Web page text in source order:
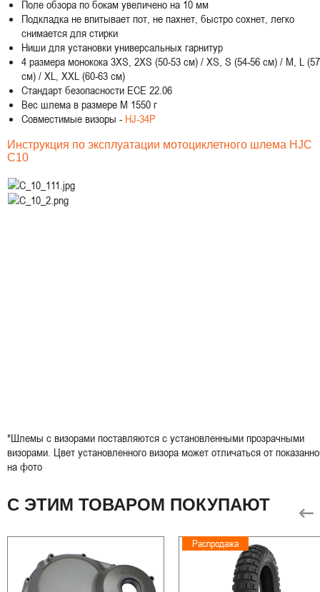
Поле обзора по бокам увеличено на 10 мм
Подкладка не впитывает пот, не пахнет, быстро сохнет, легко
снимается для стирки
Ниши для установки универсальных гарнитур
4 размера монокока 3XS, 2XS (50-53 см) / XS, S (54-56 см) / M, L
см) / XL, XXL (60-63 см)
Стандарт безопасности ECE 22.06
Вес шлема в размере M 1550 г
Совместимые визоры - HJ-34P
Инструкция по эксплуатации мотоциклетного шлема HJC
C10
*Шлемы с визорами поставляются с установленными прозрачными
визорами. Цвет установленного визора может отличаться от
на фото
С ЭТИМ ТОВАРОМ ПОКУПАЮТ
Распродажа